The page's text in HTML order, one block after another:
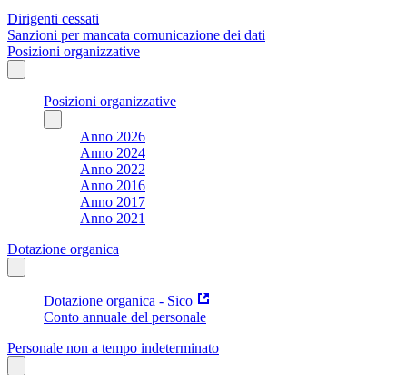
Dirigenti cessati
Sanzioni per mancata comunicazione dei dati
Posizioni organizzative
Posizioni organizzative
Anno 2026
Anno 2024
Anno 2022
Anno 2016
Anno 2017
Anno 2021
Dotazione organica
Dotazione organica - Sico
Conto annuale del personale
Personale non a tempo indeterminato